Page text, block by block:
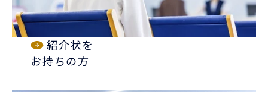
紹介状を
お持ちの方